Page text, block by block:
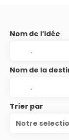
Nom de l’idée
Nom de la
Trier par
Notre